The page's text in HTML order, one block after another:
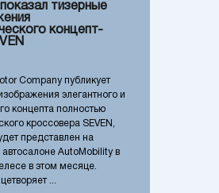
тизерные
концепт-
Company публикует
элегантного и
концепта полностью
кроссовера SEVEN,
представлен на
автосалоне AutoMobility в
в этом месяце.
...